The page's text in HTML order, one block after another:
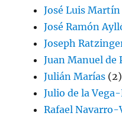
José Luis Martín
José Ramón
Joseph
Juan Manuel de
Julián Marías (2)
Julio de la
Rafael Navarro-